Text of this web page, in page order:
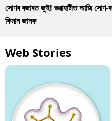
সোণৰ বজাৰত জুই! গুৱাহাটীত আজি সোণ-
কিমান জানক
Web Stories